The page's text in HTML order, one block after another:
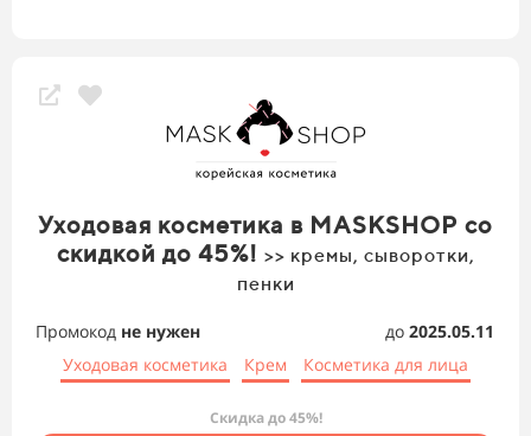
Уходовая косметика в MASKSHOP со
скидкой до 45%! >> кремы, сыворотки,
пенки
Промокод не нужен до 2025.05.11
Уходовая косметика
Крем Косметика для лица
Скидка до 45%!